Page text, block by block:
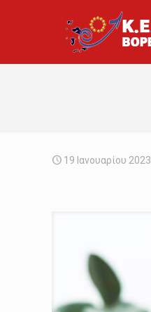
19 Ιανουαρίου 2023